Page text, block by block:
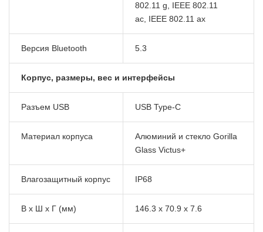
802.11 g, IEEE 802.11
ac, IEEE 802.11 ax
Версия Bluetooth 5.3
Корпус, размеры, вес и интерфейсы
Разъем USB USB Type-C
Материал корпуса
Алюминий и стекло Gorilla
Glass Victus+
Влагозащитный корпус IP68
В x Ш x Г (мм) 146.3 x 70.9 x 7.6